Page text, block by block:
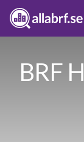
BRF